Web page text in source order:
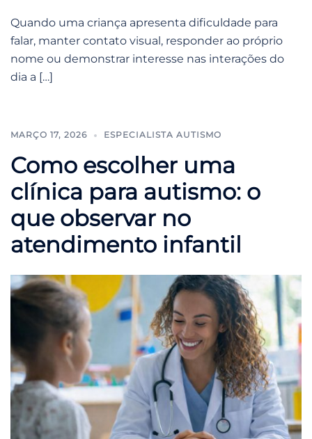
Quando uma criança apresenta dificuldade para
falar, manter contato visual, responder ao próprio
nome ou demonstrar interesse nas interações do
dia a […]
MARÇO 17, 2026 ESPECIALISTA AUTISMO
Como escolher uma
clínica para autismo: o
que observar no
atendimento infantil